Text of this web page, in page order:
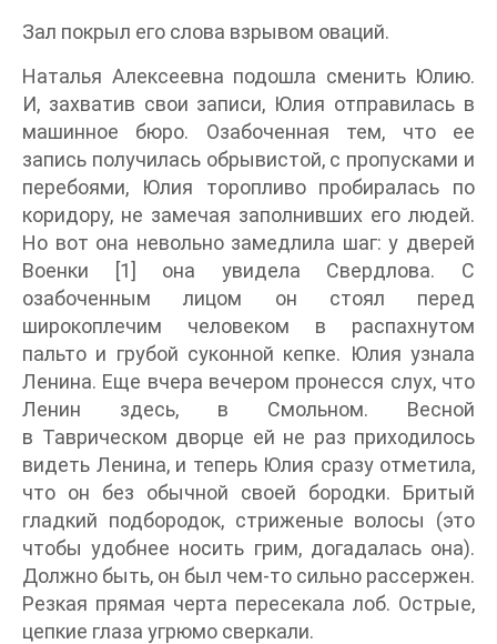
Зал покрыл его слова взрывом оваций.
Наталья Алексеевна подошла сменить Юлию.
И, захватив свои записи, Юлия отправилась в
машинное бюро. Озабоченная тем, что ее
запись получилась обрывистой, с пропусками и
перебоями, Юлия торопливо пробиралась по
коридору, не замечая заполнивших его людей.
Но вот она невольно замедлила шаг: у дверей
Военки [1] она увидела Свердлова. С
озабоченным лицом он стоял перед
широкоплечим человеком в распахнутом
пальто и грубой суконной кепке. Юлия узнала
Ленина. Еще вчера вечером пронесся слух, что
Ленин здесь, в Смольном. Весной
в Таврическом дворце ей не раз приходилось
видеть Ленина, и теперь Юлия сразу отметила,
что он без обычной своей бородки. Бритый
гладкий подбородок, стриженые волосы (это
чтобы удобнее носить грим, догадалась она).
Должно быть, он был чем-то сильно рассержен.
Резкая прямая черта пересекала лоб. Острые,
цепкие глаза угрюмо сверкали.